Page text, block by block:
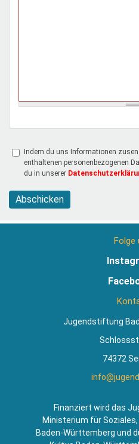
Indem du uns Informationen
enthaltenen personenbezogenen
du in unserer
Abschicken
Folge
Jugendstiftung
74372
Finanziert wird das
Ministerium für
Baden-Württemberg und